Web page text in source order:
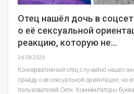
Отец нашёл дочь в
о её сексуальной
реакцию, которую не…
24.09.2020
Консервативный отец случайно нашёл
правду о её сексуальной ориентации, но
пользователей Сети. Комментаторы